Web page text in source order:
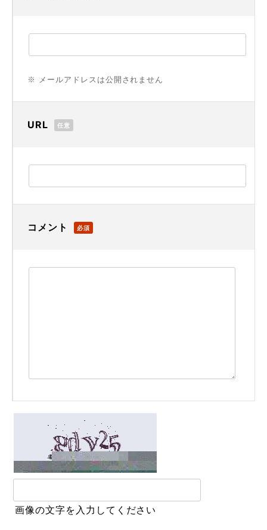
※ メールアドレスは公開されません
URL 任意
コメント 必須
画像の文字を入力してください